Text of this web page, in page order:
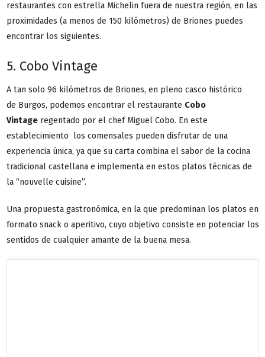
restaurantes con estrella Michelin fuera de nuestra región, en las
proximidades (a menos de 150 kilómetros) de Briones puedes
encontrar los siguientes.
5. Cobo Vintage
A tan solo 96 kilómetros de Briones, en pleno casco histórico
de Burgos, podemos encontrar el restaurante Cobo
Vintage regentado por el chef Miguel Cobo. En este
establecimiento los comensales pueden disfrutar de una
experiencia única, ya que su carta combina el sabor de la cocina
tradicional castellana e implementa en estos platos técnicas de
la “nouvelle cuisine”.
Una propuesta gastronómica, en la que predominan los platos en
formato snack o aperitivo, cuyo objetivo consiste en potenciar los
sentidos de cualquier amante de la buena mesa.